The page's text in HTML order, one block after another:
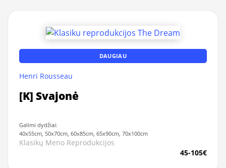
DAUGIAU
Henri Rousseau
[K] Svajonė
Galimi dydžiai:
40x55cm, 50x70cm, 60x85cm, 65x90cm, 70x100cm
Klasikų Meno Reprodukcijos
45-105€